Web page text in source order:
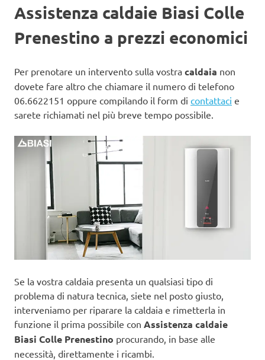
Assistenza caldaie Biasi Colle
Prenestino a prezzi economici
Per prenotare un intervento sulla vostra caldaia non
dovete fare altro che chiamare il numero di telefono
06.6622151 oppure compilando il form di contattaci e
sarete richiamati nel più breve tempo possibile.
Se la vostra caldaia presenta un qualsiasi tipo di
problema di natura tecnica, siete nel posto giusto,
interveniamo per riparare la caldaia e rimetterla in
funzione il prima possibile con Assistenza caldaie
Biasi Colle Prenestino procurando, in base alle
necessità, direttamente i ricambi.